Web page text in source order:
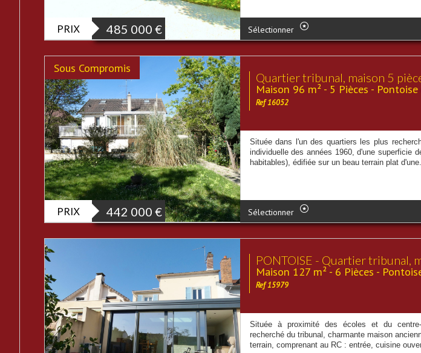
PRIX 485 000 € Sélectionner
Sous Compromis
PRIX 442 000 €
Quartier tribunal, maison 5
Maison 96 m² - 5 Pièces -
Ref 16052
Située dans l'un des quartiers les plus
individuelle des années 1960, d'une superficie
habitables), édifiée sur un beau terrain plat
Sélectionner
PONTOISE - Quartier tribunal,
Maison 127 m² - 6 Pièces -
Ref 15979
Située à proximité des écoles et du
recherché du tribunal, charmante maison
terrain, comprenant au RC : entrée, cuisine